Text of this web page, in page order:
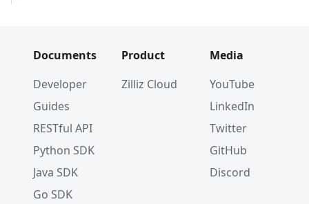
Documents
Developer
Guides
RESTful API
Python SDK
Java SDK
Go SDK
Product
Zilliz Cloud
Media
YouTube
LinkedIn
Twitter
GitHub
Discord